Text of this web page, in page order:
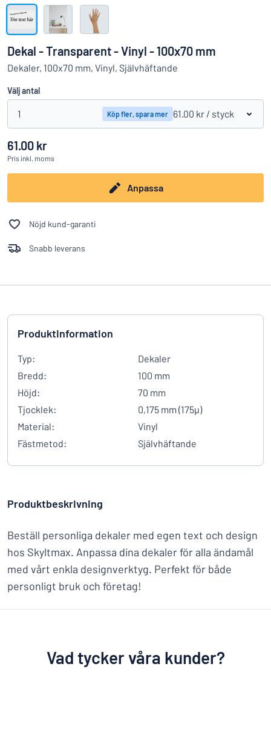
Hittar du inte det du söker? Börja designa din skylt
Visa alla kategorier
Logga
in
Kundservice
Privatperson Företag
Dekal - Transparent - Vinyl - 100x70 mm
Dekaler, 100x70 mm, Vinyl, Självhäftande
Välj antal
1 Köp fler, spara mer 61.00 kr / styck
61.00 kr
Pris inkl. moms
Anpassa
Nöjd kund-garanti
Snabb leverans
Produktinformation
Typ:
Dekaler
Bredd:
100 mm
Höjd:
70 mm
Tjocklek:
0,175 mm (175µ)
Material:
Vinyl
Fästmetod:
Självhäftande
Produktbeskrivning
Beställ personliga dekaler med egen text och design
hos Skyltmax. Anpassa dina dekaler för alla ändamål
med vårt enkla designverktyg. Perfekt för både
personligt bruk och företag!
Vad tycker våra kunder?